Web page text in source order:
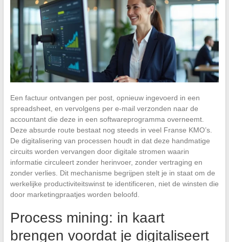
Een factuur ontvangen per post, opnieuw ingevoerd in een
spreadsheet, en vervolgens per e-mail verzonden naar de
accountant die deze in een softwareprogramma overneemt.
Deze absurde route bestaat nog steeds in veel Franse KMO’s.
De digitalisering van processen houdt in dat deze handmatige
circuits worden vervangen door digitale stromen waarin
informatie circuleert zonder herinvoer, zonder vertraging en
zonder verlies. Dit mechanisme begrijpen stelt je in staat om de
werkelijke productiviteitswinst te identificeren, niet de winsten die
door marketingpraatjes worden beloofd.
Process mining: in kaart
brengen voordat je digitaliseert